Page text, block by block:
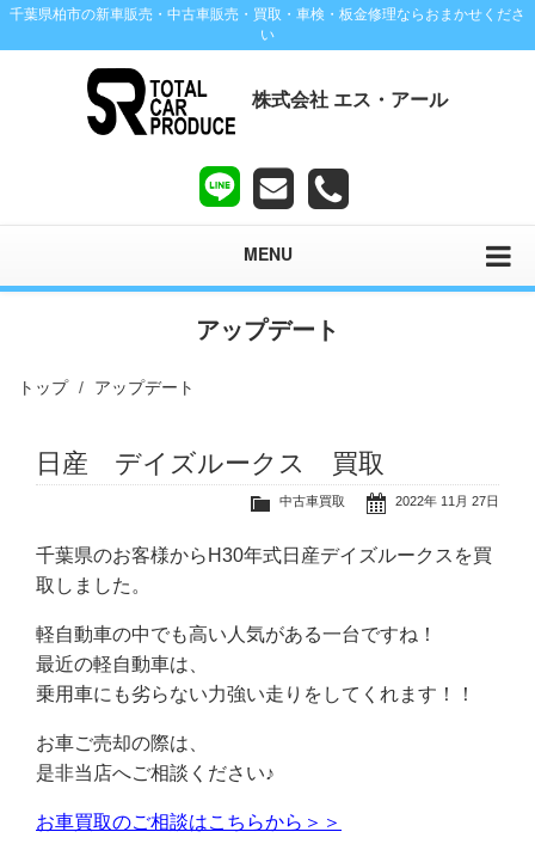
千葉県柏市の新車販売・中古車販売・買取・車検・板金修理ならおまかせくださ
い
株式会社 エス・アール
MENU
アップデート
トップ アップデート
日産 デイズルークス 買取
2022年 11月 27日
中古車買取
千葉県のお客様からH30年式日産デイズルークスを買
取しました。
軽自動車の中でも高い人気がある一台ですね！
最近の軽自動車は、
乗用車にも劣らない力強い走りをしてくれます！！
お車ご売却の際は、
是非当店へご相談ください♪
お車買取のご相談はこちらから＞＞